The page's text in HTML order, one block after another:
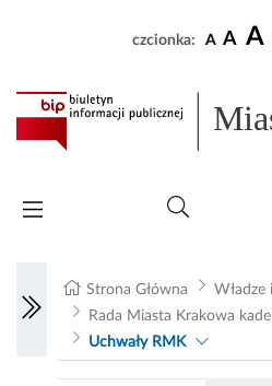
czcionka: A A A
Strona Główna
Władze
Rada Miasta Krakowa
Uchwały RMK